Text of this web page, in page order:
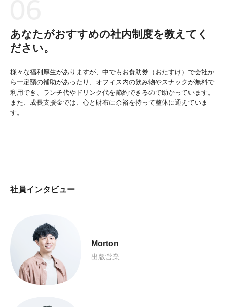
あなたがおすすめの社内制度を教えてく
ださい。
様々な福利厚生がありますが、中でもお食助券（おたすけ）で会社か
ら一定額の補助があったり、オフィス内の飲み物やスナックが無料で
利用でき、ランチ代やドリンク代を節約できるので助かっています。
また、成長支援金では、心と財布に余裕を持って整体に通えていま
す。
社員インタビュー
Morton
出版営業